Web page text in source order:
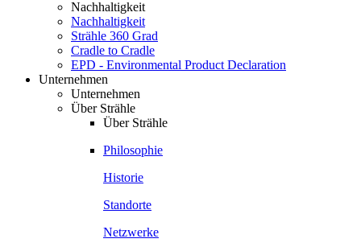
Nachhaltigkeit
Nachhaltigkeit
Strähle 360 Grad
Cradle to Cradle
EPD - Environmental Product Declaration
Unternehmen
Unternehmen
Über Strähle
Über Strähle
Philosophie
Historie
Standorte
Netzwerke